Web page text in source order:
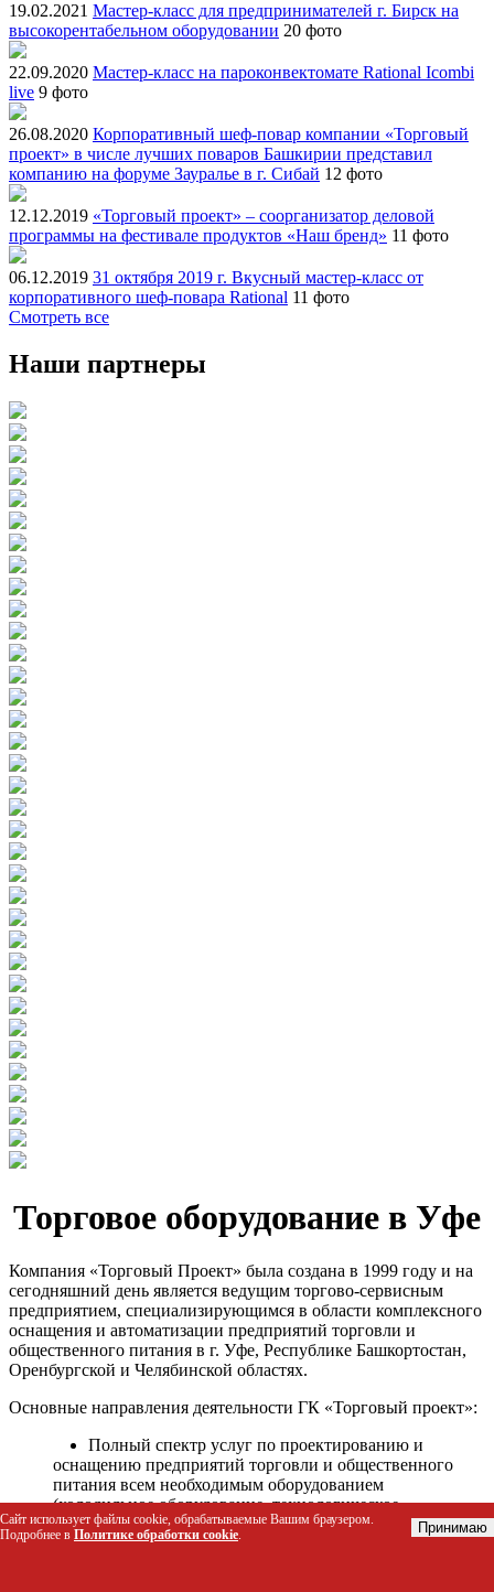
19.02.2021 Мастер-класс для предпринимателей г. Бирск на
высокорентабельном оборудовании 20 фото
22.09.2020 Мастер-класс на пароконвектомате Rational Icombi
live 9 фото
26.08.2020 Корпоративный шеф-повар компании «Торговый
проект» в числе лучших поваров Башкирии представил
компанию на форуме Зауралье в г. Сибай 12 фото
12.12.2019 «Торговый проект» – соорганизатор деловой
программы на фестивале продуктов «Наш бренд» 11 фото
06.12.2019 31 октября 2019 г. Вкусный мастер-класс от
корпоративного шеф-повара Rational 11 фото
Смотреть все
Наши партнеры
Торговое оборудование в Уфе
Компания «Торговый Проект» была создана в 1999 году и на
сегодняшний день является ведущим торгово-сервисным
предприятием, специализирующимся в области комплексного
оснащения и автоматизации предприятий торговли и
общественного питания в г. Уфе, Республике Башкортостан,
Оренбургской и Челябинской областях.
Основные направления деятельности ГК «Торговый проект»:
Полный спектр услуг по проектированию и
оснащению предприятий торговли и общественного
питания всем необходимым оборудованием
(холодильное оборудование, технологическое
оборудование, стеллажное оборудование и т.д.);
Автоматизация торговых процессов и внедрения
Сайт использует файлы cookie, обрабатываемые Вашим браузером.
Подробнее в Политике обработки cookie. Принимаю